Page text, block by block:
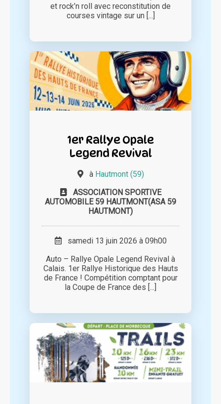
et rock’n roll avec reconstitution de
courses vintage sur un [...]
1er Rallye Opale
Legend Revival
à Hautmont (59)
ASSOCIATION SPORTIVE
AUTOMOBILE 59 HAUTMONT(ASA 59
HAUTMONT)
samedi 13 juin 2026 à 09h00
Auto – Rallye Opale Legend Revival à
Calais. 1er Rallye Historique des Hauts
de France ! Compétition comptant pour
la Coupe de France des [...]